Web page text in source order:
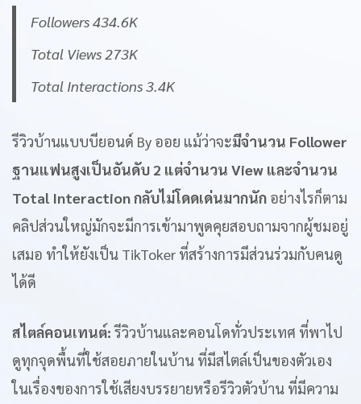
Followers 434.6K
Total Views 273K
Total Interactions 3.4K
รีวิวบ้านแบบบียอนด์ By ออย แม้ว่าจะมีจำนวน Follower
ฐานแฟนสูงเป็นอันดับ 2 แต่จำนวน View และจำนวน
Total Interaction กลับไม่โดดเด่นมากนัก อย่างไรก็ตาม
คลิปส่วนใหญ่มักจะมีการเข้ามาพูดคุยสอบถามจากผู้ชมอยู่
เสมอ ทำให้ยังเป็น TikToker ที่สร้างการมีส่วนร่วมกับคนดู
ได้ดี
สไตล์คอนเทนต์:รีวิวบ้านและคอนโดทั่วประเทศ ที่พาไป
ดูทุกจุดพื้นที่ใช้สอยภายในบ้าน ที่มีสไตล์เป็นของตัวเอง
ในเรื่องของการใช้เสียงบรรยายหรือรีวิวตัวบ้าน ที่มีความ